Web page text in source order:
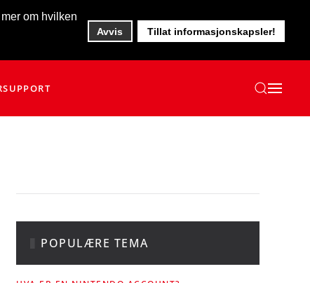
om hvilken
Avvis Tillat informasjonskapsler!
SUPPORT
POPULÆRE TEMA